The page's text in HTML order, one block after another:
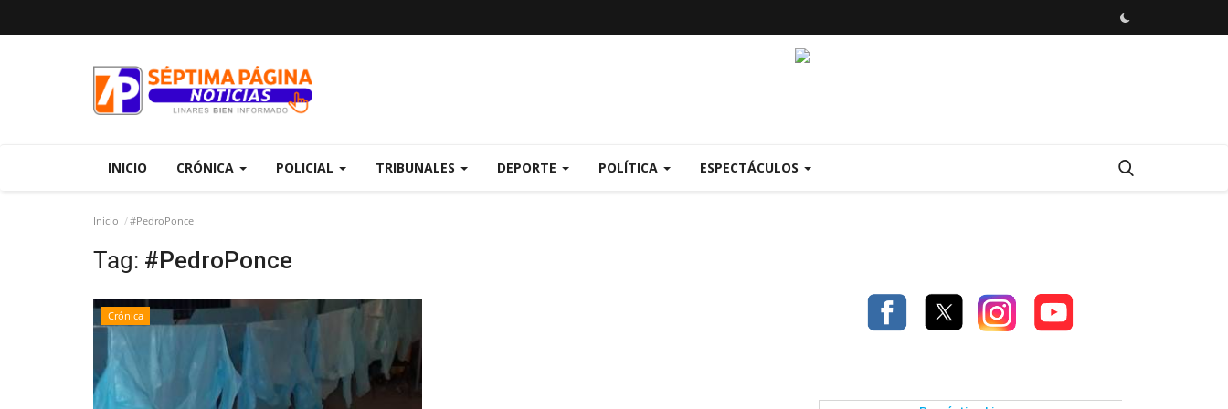
INICIO CRÓNICA POLICIAL TRIBUNALES DEPORTE POLÍTICA ESPECTÁCULOS
Inicio #PedroPonce
Tag: #PedroPonce
Crónica